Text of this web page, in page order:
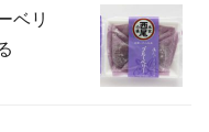
ベリ